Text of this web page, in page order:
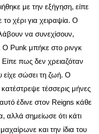
με την εξήγηση, είπε
χέρι για χειραψία. Ο
να συνεχίσουν,
Ο Punk μπήκε στο ρινγκ
Είπε πως δεν χρειαζόταν
είχε σώσει τη ζωή. Ο
τέσσερις μήνες
έδινε στον Reigns κάθε
αλλά σημείωσε ότι κάτι
και την ίδια του